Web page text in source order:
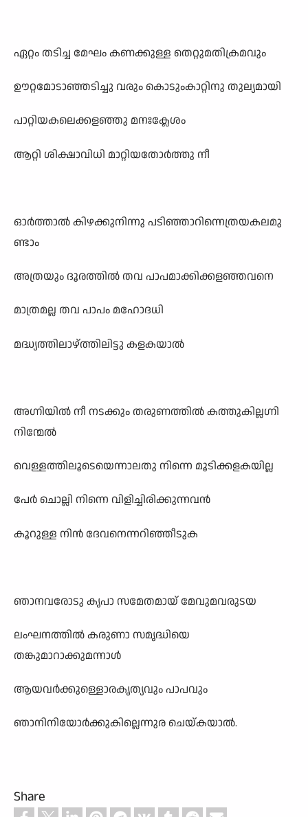
ഏറ്റം തടിച്ച മേഘം കണക്കുള്ള തെറ്റുമതിക്രമവും
ഊറ്റമോടാഞ്ഞടിച്ചു വരും കൊടുംകാറ്റിനു തുല്യമായി
പാറ്റിയകലെക്കളഞ്ഞു മനഃക്ലേശം
ആറ്റി ശിക്ഷാവിധി മാറ്റിയതോർത്തു നീ
ഓർത്താൽ കിഴക്കുനിന്നു പടിഞ്ഞാറിന്നെത്രയകലമു
ണ്ടാം
അത്രയും ദൂരത്തിൽ തവ പാപമാക്കിക്കളഞ്ഞവനെ
മാത്രമല്ല തവ പാപം മഹോദധി
മദ്ധ്യത്തിലാഴ്ത്തിലിട്ടു കളകയാൽ
അഗ്നിയിൽ നീ നടക്കും തരുണത്തിൽ കത്തുകില്ലഗ്നി
നിന്മേൽ
വെള്ളത്തിലൂടെയെന്നാലതു നിന്നെ മൂടിക്കളകയില്ല
പേർ ചൊല്ലി നിന്നെ വിളിച്ചിരിക്കുന്നവൻ
കൂറുള്ള നിൻ ദേവനെന്നറിഞ്ഞീടുക
ഞാനവരോടു കൃപാ സമേതമായ് മേവുമവരുടയ
ലംഘനത്തിൽ കരുണാ സമൃദ്ധിയെ
തങ്കുമാറാക്കുമന്നാൾ
ആയവർക്കുള്ളൊരകൃത്യവും പാപവും
ഞാനിനിയോർക്കുകില്ലെന്നുര ചെയ്കയാൽ.
Share